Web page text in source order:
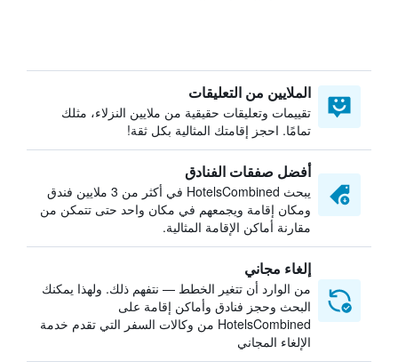
الملايين من التعليقات
تقييمات وتعليقات حقيقية من ملايين النزلاء، مثلك
تمامًا. احجز إقامتك المثالية بكل ثقة!
أفضل صفقات الفنادق
يبحث HotelsCombined في أكثر من 3 ملايين فندق
ومكان إقامة ويجمعهم في مكان واحد حتى تتمكن من
مقارنة أماكن الإقامة المثالية.
إلغاء مجاني
من الوارد أن تتغير الخطط — نتفهم ذلك. ولهذا يمكنك
البحث وحجز فنادق وأماكن إقامة على
HotelsCombined من وكالات السفر التي تقدم خدمة
الإلغاء المجاني